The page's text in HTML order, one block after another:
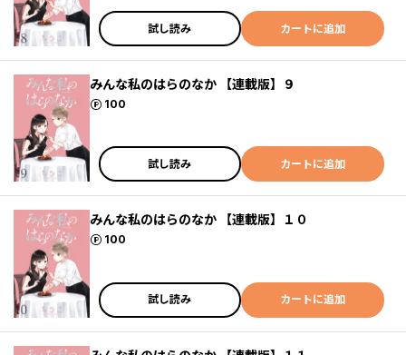
試し読み カートに追加
みんな私のはらのなか 【連載版】９
100
ポイント
試し読み カートに追加
みんな私のはらのなか 【連載版】１０
100
ポイント
試し読み カートに追加